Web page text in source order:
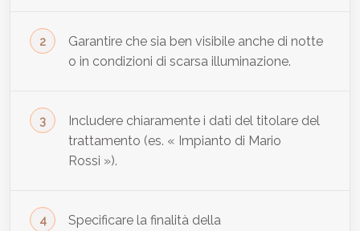
Garantire che sia ben visibile anche di notte
o in condizioni di scarsa illuminazione.
Includere chiaramente i dati del titolare del
trattamento (es. « Impianto di Mario
Rossi »).
Specificare la finalità della